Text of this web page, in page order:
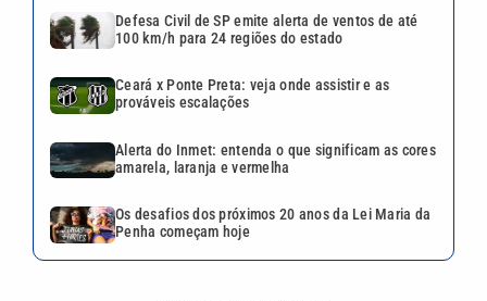
Defesa Civil de SP emite alerta de ventos de até
100 km/h para 24 regiões do estado
Ceará x Ponte Preta: veja onde assistir e as
prováveis escalações
Alerta do Inmet: entenda o que significam as cores
amarela, laranja e vermelha
Os desafios dos próximos 20 anos da Lei Maria da
Penha começam hoje